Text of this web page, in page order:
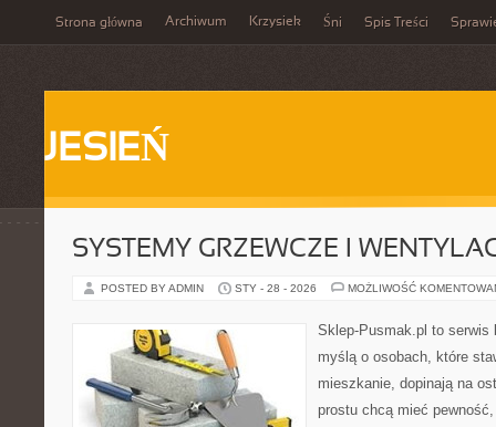
Strona główna Archiwum Krzysiek Śni Spis Treści
JESIEŃ
SYSTEMY GRZEWCZE I
POSTED BY ADMIN STY - 28 - 2026 MOŻLIWOŚĆ
Sklep-Pusmak.pl to serwis
myślą o osobach, które
mieszkanie, dopinają na
prostu chcą mieć